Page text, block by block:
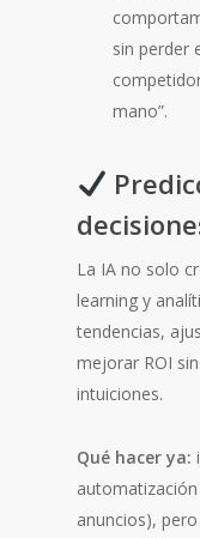
sin perder
mano”.
La IA no solo
learning y
tendencias,
mejorar ROI
intuiciones.
Qué hacer ya:
anuncios),